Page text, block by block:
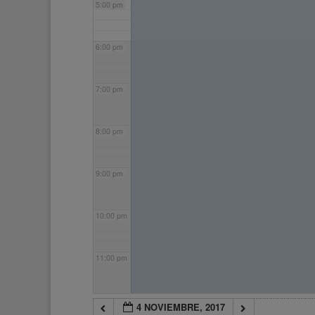
5:00 pm
6:00 pm
7:00 pm
8:00 pm
9:00 pm
10:00 pm
11:00 pm
4 NOVIEMBRE, 2017